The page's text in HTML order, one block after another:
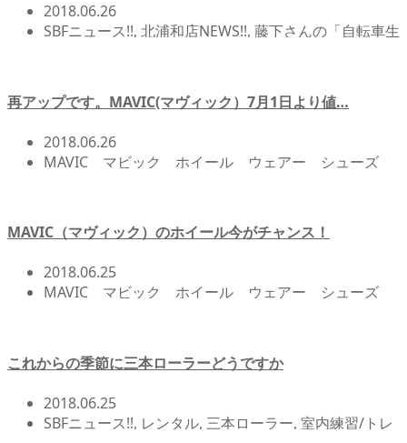
2018.06.26
SBFニュース!!, 北浦和店NEWS!!, 藤下さんの「自転車生
再アップです。MAVIC(マヴィック）7月1日より値…
2018.06.26
MAVIC マビック ホイール ウェアー シューズ
MAVIC（マヴィック）のホイール今がチャンス！
2018.06.25
MAVIC マビック ホイール ウェアー シューズ
これからの季節に三本ローラーどうですか
2018.06.25
SBFニュース!!, レンタル, 三本ローラー, 室内練習/トレ